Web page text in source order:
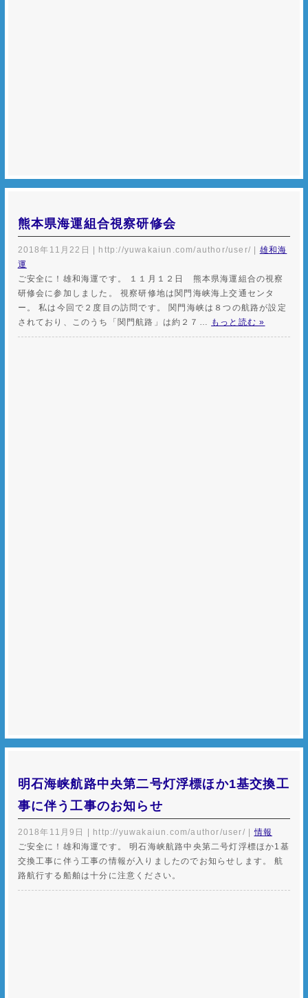
熊本県海運組合視察研修会
2018年11月22日 http://yuwakaiun.com/author/user/
雄和海
運
ご安全に！雄和海運です。 １１月１２日 熊本県海運組合の視察
研修会に参加しました。 視察研修地は関門海峡海上交通センタ
ー。 私は今回で２度目の訪問です。 関門海峡は８つの航路が設定
されており、このうち「関門航路」は約２７… もっと読む »
明石海峡航路中央第二号灯浮標ほか1基交換工
事に伴う工事のお知らせ
2018年11月9日 | http://yuwakaiun.com/author/user/ |情報
ご安全に！雄和海運です。 明石海峡航路中央第二号灯浮標ほか1基
交換工事に伴う工事の情報が入りましたのでお知らせします。 航
路航行する船舶は十分に注意ください。